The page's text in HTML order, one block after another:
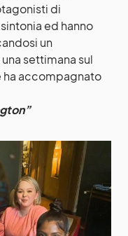
di
ed hanno
un
settimana sul
ha accompagnato